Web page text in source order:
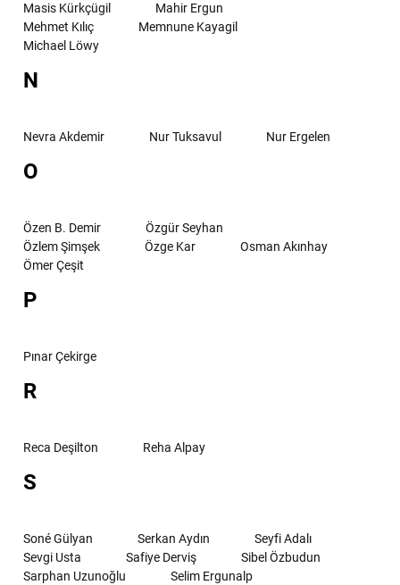
Masis Kürkçügil
Mahir Ergun
Mehmet Kılıç
Memnune Kayagil
Michael Löwy
N
Nevra Akdemir Nur Tuksavul Nur Ergelen
O
Özen B. Demir
Özgür Seyhan
Özlem Şimşek
Özge Kar
Osman Akınhay
Ömer Çeşit
P
Pınar Çekirge
R
Reca Deşilton Reha Alpay
S
Soné Gülyan Serkan Aydın
Seyfi Adalı
Sevgi Usta
Safiye Derviş
Sibel Özbudun
Sarphan Uzunoğlu
Selim Ergunalp